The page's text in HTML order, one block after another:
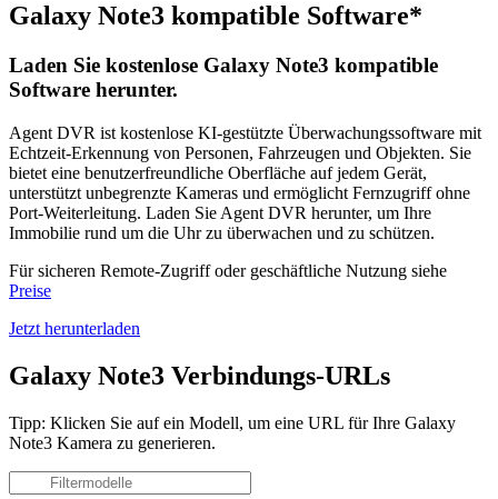
Galaxy Note3 kompatible Software*
Laden Sie kostenlose Galaxy Note3 kompatible
Software herunter.
Agent DVR ist kostenlose KI-gestützte Überwachungssoftware mit
Echtzeit-Erkennung von Personen, Fahrzeugen und Objekten. Sie
bietet eine benutzerfreundliche Oberfläche auf jedem Gerät,
unterstützt unbegrenzte Kameras und ermöglicht Fernzugriff ohne
Port-Weiterleitung. Laden Sie Agent DVR herunter, um Ihre
Immobilie rund um die Uhr zu überwachen und zu schützen.
Für sicheren Remote-Zugriff oder geschäftliche Nutzung siehe
Preise
Jetzt herunterladen
Galaxy Note3 Verbindungs-URLs
Tipp: Klicken Sie auf ein Modell, um eine URL für Ihre Galaxy
Note3 Kamera zu generieren.